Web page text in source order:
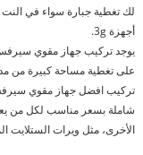
لك تغطية جبارة سواء في النت
أجهزة 3g.
يوجد تركيب جهاز مقوي
على تغطية مساحة كبيرة من
تركيب افضل جهاز مقوي
شاملة بسعر مناسب لكل من
الأخرى، مثل ويرات الستلايت